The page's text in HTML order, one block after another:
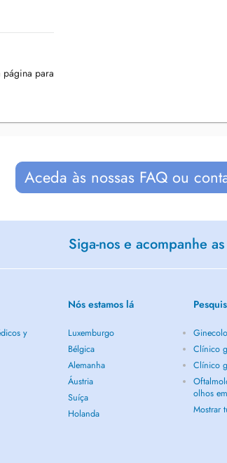
para
Aceda às nossas FAQ ou
Siga-nos e acompanhe
y
Nós estamos lá
Luxemburgo
Bélgica
Alemanha
Áustria
Suíça
Holanda
Clínico
Clínico
olhos
Mostrar